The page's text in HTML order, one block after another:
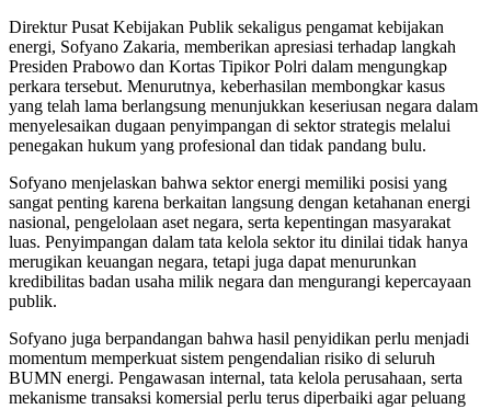
Direktur Pusat Kebijakan Publik sekaligus pengamat kebijakan
energi, Sofyano Zakaria, memberikan apresiasi terhadap langkah
Presiden Prabowo dan Kortas Tipikor Polri dalam mengungkap
perkara tersebut. Menurutnya, keberhasilan membongkar kasus
yang telah lama berlangsung menunjukkan keseriusan negara dalam
menyelesaikan dugaan penyimpangan di sektor strategis melalui
penegakan hukum yang profesional dan tidak pandang bulu.
Sofyano menjelaskan bahwa sektor energi memiliki posisi yang
sangat penting karena berkaitan langsung dengan ketahanan energi
nasional, pengelolaan aset negara, serta kepentingan masyarakat
luas. Penyimpangan dalam tata kelola sektor itu dinilai tidak hanya
merugikan keuangan negara, tetapi juga dapat menurunkan
kredibilitas badan usaha milik negara dan mengurangi kepercayaan
publik.
Sofyano juga berpandangan bahwa hasil penyidikan perlu menjadi
momentum memperkuat sistem pengendalian risiko di seluruh
BUMN energi. Pengawasan internal, tata kelola perusahaan, serta
mekanisme transaksi komersial perlu terus diperbaiki agar peluang